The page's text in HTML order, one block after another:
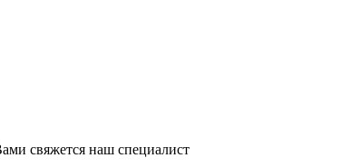
свяжется наш специалист